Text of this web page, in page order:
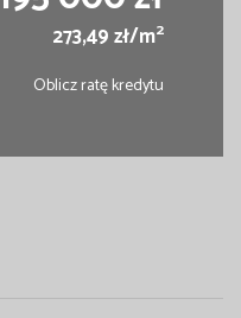
273,49 zł/m2
Oblicz ratę kredytu